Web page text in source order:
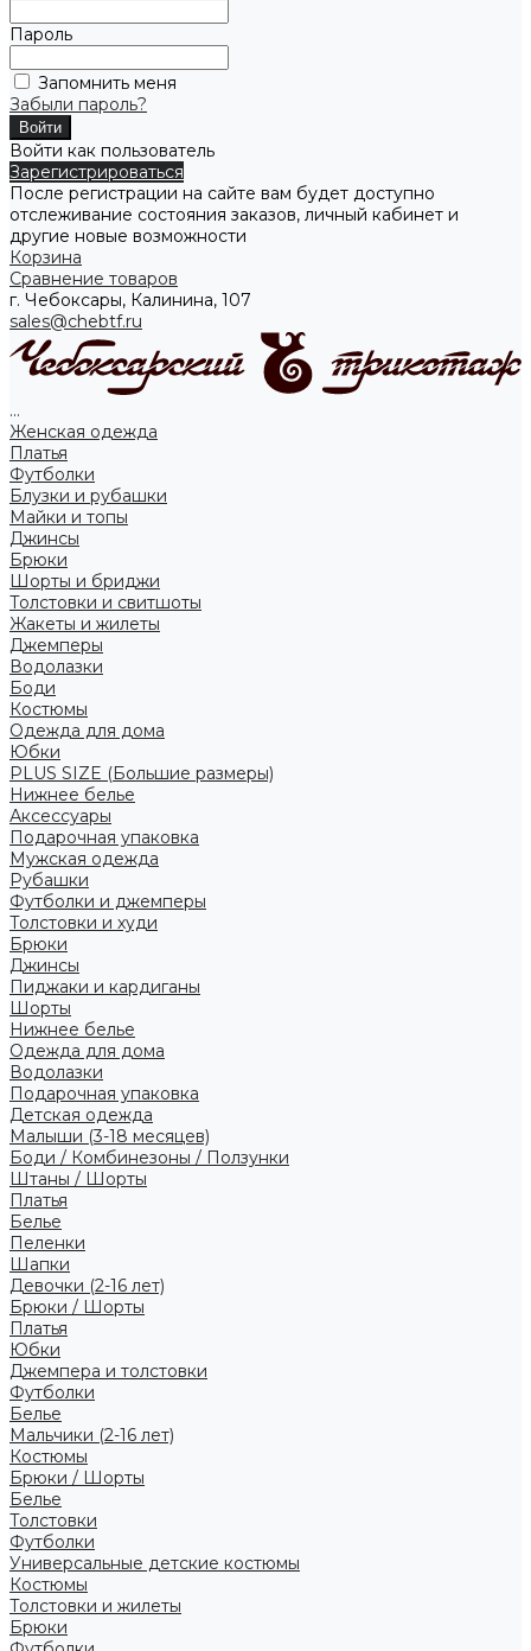
Пароль
Запомнить меня
Забыли пароль?
Войти как пользователь
Зарегистрироваться
После регистрации на сайте вам будет доступно
отслеживание состояния заказов, личный кабинет и
другие новые возможности
Корзина
Сравнение товаров
г. Чебоксары, Калинина, 107
sales@chebtf.ru
...
Женская одежда
Платья
Футболки
Блузки и рубашки
Майки и топы
Джинсы
Брюки
Шорты и бриджи
Толстовки и свитшоты
Жакеты и жилеты
Джемперы
Водолазки
Боди
Костюмы
Одежда для дома
Юбки
PLUS SIZE (Большие размеры)
Нижнее белье
Аксессуары
Подарочная упаковка
Мужская одежда
Рубашки
Футболки и джемперы
Толстовки и худи
Брюки
Джинсы
Пиджаки и кардиганы
Шорты
Нижнее белье
Одежда для дома
Водолазки
Подарочная упаковка
Детская одежда
Малыши (3-18 месяцев)
Боди / Комбинезоны / Ползунки
Штаны / Шорты
Платья
Белье
Пеленки
Шапки
Девочки (2-16 лет)
Брюки / Шорты
Платья
Юбки
Джемпера и толстовки
Футболки
Белье
Мальчики (2-16 лет)
Костюмы
Брюки / Шорты
Белье
Толстовки
Футболки
Универсальные детские костюмы
Костюмы
Толстовки и жилеты
Брюки